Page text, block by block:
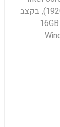
(1335U, ),מסך IPS בגודל 14 אינטש, ברזולוציית (1920x1080), בקצב
רענון של 60Hz,כרטיס גרפי Intel Iris Xe Graphics, זיכרון 16GB